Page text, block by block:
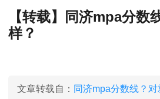
MEM工程管理
院校库
MPA公共管理
【转载】同济mpa分数
样？
文章转载自：
同济mpa分数线？